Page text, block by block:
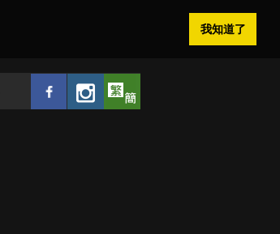
我知道了